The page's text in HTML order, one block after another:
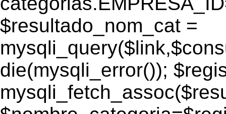
$resultado_nom_cat =
die(mysqli_error());